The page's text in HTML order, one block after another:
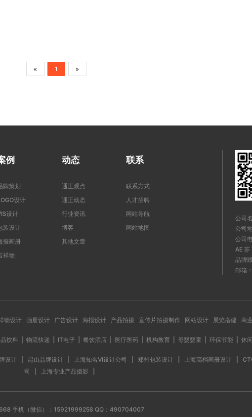
« 1 »
例
牌策划
设计
设计
装设计
报画册
祥物
动态
通正观点
通正动态
行业资讯
博客
其他文章
联系
联系方式
人才招聘
网站导航
网站地图
公司
公司
公司
AE
品牌
邮箱
物设计 画册设计 广告设计 海报设计 产品拍摄 宣传片拍摄制作 网站设计 展览搭建 商
饮料 物流快递 IT电子 餐饮酒店 医疗医药 机构教育 母婴婴童 环保节能 休
设计 昆山品牌设计 上海知名VI设计公司 郑州包装设计 上海高档画册设计
司
上海专业产品摄影
手机（微信）：15921999258 QQ：490704007